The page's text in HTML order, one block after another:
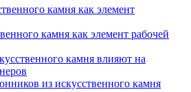
камня как элемент
камня как элемент рабочей
камня влияют на
из искусственного камня